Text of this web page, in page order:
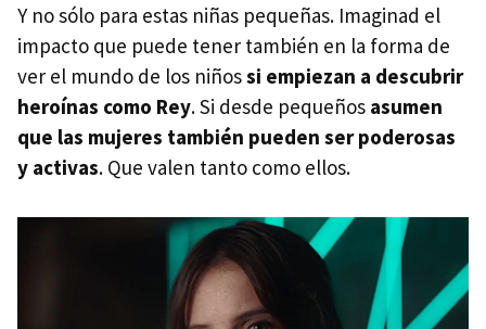
Y no sólo para estas niñas pequeñas. Imaginad el
impacto que puede tener también en la forma de
ver el mundo de los niñossi empiezan a descubrir
heroínas como Rey. Si desde pequeños asumen
que las mujeres también pueden ser poderosas
y activas. Que valen tanto como ellos.